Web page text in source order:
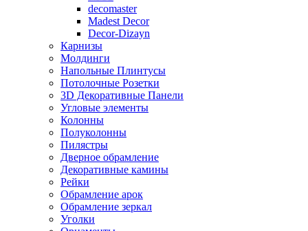
decomaster
Madest Decor
Decor-Dizayn
Карнизы
Молдинги
Напольные Плинтусы
Потолочные Розетки
3D Декоративные Панели
Угловые элементы
Колонны
Полуколонны
Пилястры
Дверное обрамление
Декоративные камины
Рейки
Обрамление арок
Обрамление зеркал
Уголки